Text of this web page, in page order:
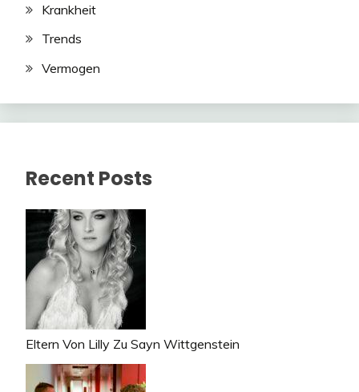
Krankheit
Trends
Vermogen
Recent Posts
Eltern Von Lilly Zu Sayn Wittgenstein